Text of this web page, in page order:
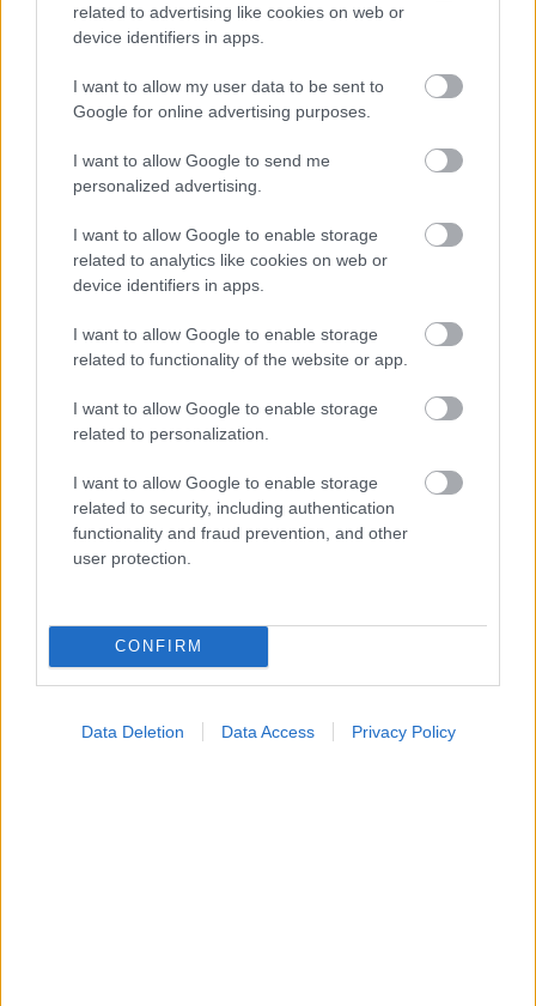
related to advertising like cookies on web or
device identifiers in apps.
I want to allow my user data to be sent to
Google for online advertising purposes.
I want to allow Google to send me
personalized advertising.
I want to allow Google to enable storage
related to analytics like cookies on web or
device identifiers in apps.
I want to allow Google to enable storage
related to functionality of the website or app.
I want to allow Google to enable storage
related to personalization.
I want to allow Google to enable storage
related to security, including authentication
functionality and fraud prevention, and other
user protection.
CONFIRM
Data Deletion Data Access Privacy Policy
Φυτικές ίνες και οι μορφές τους